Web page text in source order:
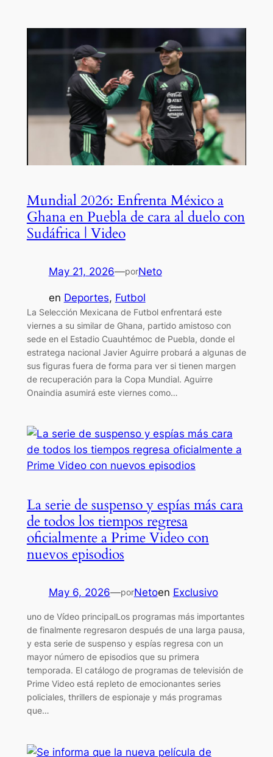
Mundial 2026: Enfrenta México a
Ghana en Puebla de cara al duelo con
Sudáfrica | Video
May 21, 2026—porNeto
en Deportes, Futbol
La Selección Mexicana de Futbol enfrentará este
viernes a su similar de Ghana, partido amistoso con
sede en el Estadio Cuauhtémoc de Puebla, donde el
estratega nacional Javier Aguirre probará a algunas de
sus figuras fuera de forma para ver si tienen margen
de recuperación para la Copa Mundial. Aguirre
Onaindia asumirá este viernes como…
La serie de suspenso y espías más cara
de todos los tiempos regresa
oficialmente a Prime Video con
nuevos episodios
May 6, 2026—porNetoen Exclusivo
uno de Vídeo principalLos programas más importantes
de finalmente regresaron después de una larga pausa,
y esta serie de suspenso y espías regresa con un
mayor número de episodios que su primera
temporada. El catálogo de programas de televisión de
Prime Video está repleto de emocionantes series
policiales, thrillers de espionaje y más programas
que…